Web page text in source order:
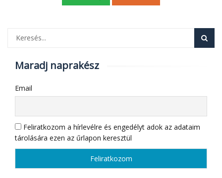
Maradj naprakész
Email
Feliratkozom a hírlevélre és engedélyt adok az adataim
tárolására ezen az űrlapon keresztül